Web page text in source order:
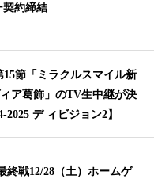
契約締結
15節「ミラクルスマイル新
ア葛飾」のTV生中継が決
2025 デ ィビジョン2】
終戦12/28（土）ホームゲ